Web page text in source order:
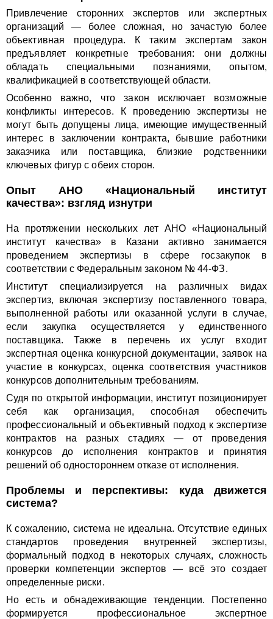
Привлечение сторонних экспертов или экспертных
организаций — более сложная, но зачастую более
объективная процедура. К таким экспертам закон
предъявляет конкретные требования: они должны
обладать специальными познаниями, опытом,
квалификацией в соответствующей области.
Особенно важно, что закон исключает возможные
конфликты интересов. К проведению экспертизы не
могут быть допущены лица, имеющие имущественный
интерес в заключении контракта, бывшие работники
заказчика или поставщика, близкие родственники
ключевых фигур с обеих сторон.
Опыт АНО «Национальный институт
качества»: взгляд изнутри
На протяжении нескольких лет АНО «Национальный
институт качества» в Казани активно занимается
проведением экспертизы в сфере госзакупок в
соответствии с Федеральным законом № 44-ФЗ.
Институт специализируется на различных видах
экспертиз, включая экспертизу поставленного товара,
выполненной работы или оказанной услуги в случае,
если закупка осуществляется у единственного
поставщика. Также в перечень их услуг входит
экспертная оценка конкурсной документации, заявок на
участие в конкурсах, оценка соответствия участников
конкурсов дополнительным требованиям.
Судя по открытой информации, институт позиционирует
себя как организация, способная обеспечить
профессиональный и объективный подход к экспертизе
контрактов на разных стадиях — от проведения
конкурсов до исполнения контрактов и принятия
решений об одностороннем отказе от исполнения.
Проблемы и перспективы: куда движется
система?
К сожалению, система не идеальна. Отсутствие единых
стандартов проведения внутренней экспертизы,
формальный подход в некоторых случаях, сложность
проверки компетенции экспертов — всё это создает
определенные риски.
Но есть и обнадеживающие тенденции. Постепенно
формируется профессиональное экспертное